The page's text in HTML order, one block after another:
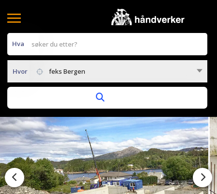
Hva
Hvor feks Bergen